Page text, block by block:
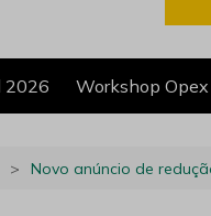
2026 Workshop
Novo anúncio de